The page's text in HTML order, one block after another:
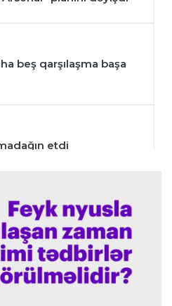
beş qarşılaşma başa
etdi
qarşı keçirilməsi
oyununu ləğv etdi
sui-istifadə edib"